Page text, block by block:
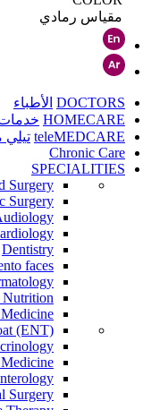
مقياس رمادي
DOCTORS الأطباء
HOMECARE خدمات
teleMEDCARE تيلي
Chronic Care
SPECIALITIES
Surgery
Surgery
Dentistry
faces
(ENT)
Surgery